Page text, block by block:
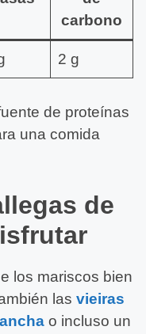
carbono
2 g
de proteínas
una comida
de
los mariscos bien
las vieiras
o incluso un